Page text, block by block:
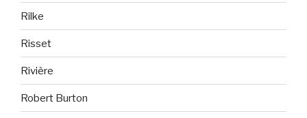
Rilke
Risset
Rivière
Robert Burton